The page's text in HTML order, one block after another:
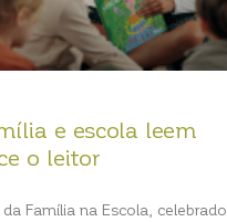
e escola leem
o leitor
Família na Escola, celebrado